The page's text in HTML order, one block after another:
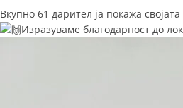
Вкупно 61 дарител ја покажа
Изразуваме благодарност до